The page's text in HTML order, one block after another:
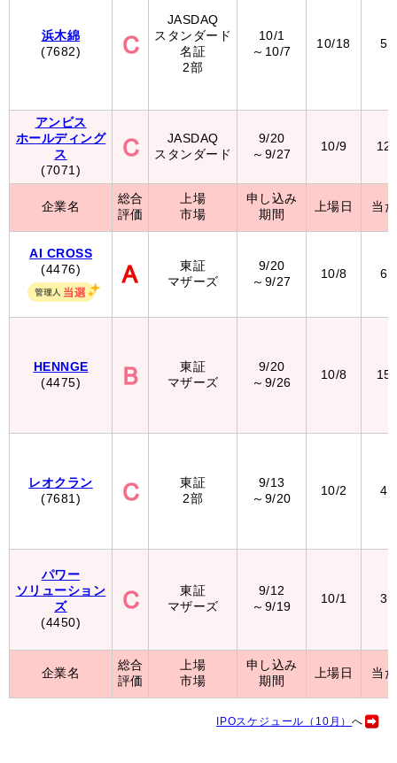
浜木綿
(7682)
アンビス
ホールディング
ス
(7071)
企業名
AI CROSS
(4476)
HENNGE
(4475)
レオクラン
(7681)
パワー
ソリューション
ズ
(4450)
企業名
JASDAQ
スタンダード
名証
2部
10/1
～10/7
10/18
JASDAQ
スタンダード
9/20
～9/27
10/9
総合
評価
上場
市場
申し込み
期間
上場日 当
東証
マザーズ
9/20
～9/27
10/8
東証
マザーズ
9/20
～9/26
10/8
東証
2部
9/13
～9/20
10/2
東証
マザーズ
9/12
～9/19
10/1
総合
評価
上場
市場
申し込み
期間
上場日 当
IPOスケジュール（10月）へ